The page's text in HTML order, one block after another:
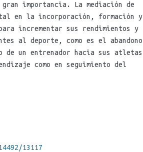
importancia. La mediación de
en la incorporación, formación y
incrementar sus rendimientos y
al deporte, como es el abandono
un entrenador hacia sus atletas
como en seguimiento del
13117